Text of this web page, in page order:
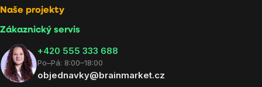
Naše projekty
Zákaznický servis
‭+420 555 333 688
Po–Pá: 8:00–18:00
objednavky@brainmarket.cz